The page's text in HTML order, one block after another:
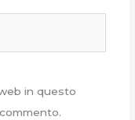
in questo